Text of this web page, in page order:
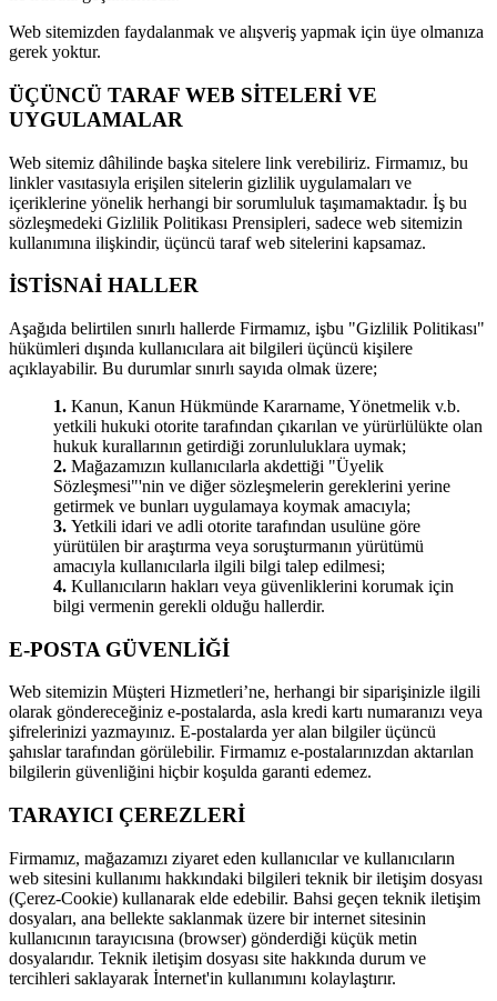
Web sitemizden faydalanmak ve alışveriş yapmak için üye olmanıza
gerek yoktur.
ÜÇÜNCÜ TARAF WEB SİTELERİ VE
UYGULAMALAR
Web sitemiz dâhilinde başka sitelere link verebiliriz. Firmamız, bu
linkler vasıtasıyla erişilen sitelerin gizlilik uygulamaları ve
içeriklerine yönelik herhangi bir sorumluluk taşımamaktadır. İş bu
sözleşmedeki Gizlilik Politikası Prensipleri, sadece web sitemizin
kullanımına ilişkindir, üçüncü taraf web sitelerini kapsamaz.
İSTİSNAİ HALLER
Aşağıda belirtilen sınırlı hallerde Firmamız, işbu "Gizlilik Politikası"
hükümleri dışında kullanıcılara ait bilgileri üçüncü kişilere
açıklayabilir. Bu durumlar sınırlı sayıda olmak üzere;
1. Kanun, Kanun Hükmünde Kararname, Yönetmelik v.b.
yetkili hukuki otorite tarafından çıkarılan ve yürürlülükte olan
hukuk kurallarının getirdiği zorunluluklara uymak;
2. Mağazamızın kullanıcılarla akdettiği "Üyelik
Sözleşmesi"'nin ve diğer sözleşmelerin gereklerini yerine
getirmek ve bunları uygulamaya koymak amacıyla;
3. Yetkili idari ve adli otorite tarafından usulüne göre
yürütülen bir araştırma veya soruşturmanın yürütümü
amacıyla kullanıcılarla ilgili bilgi talep edilmesi;
4. Kullanıcıların hakları veya güvenliklerini korumak için
bilgi vermenin gerekli olduğu hallerdir.
E-POSTA GÜVENLİĞİ
Web sitemizin Müşteri Hizmetleri’ne, herhangi bir siparişinizle ilgili
olarak göndereceğiniz e-postalarda, asla kredi kartı numaranızı veya
şifrelerinizi yazmayınız. E-postalarda yer alan bilgiler üçüncü
şahıslar tarafından görülebilir. Firmamız e-postalarınızdan aktarılan
bilgilerin güvenliğini hiçbir koşulda garanti edemez.
TARAYICI ÇEREZLERİ
Firmamız, mağazamızı ziyaret eden kullanıcılar ve kullanıcıların
web sitesini kullanımı hakkındaki bilgileri teknik bir iletişim dosyası
(Çerez-Cookie) kullanarak elde edebilir. Bahsi geçen teknik iletişim
dosyaları, ana bellekte saklanmak üzere bir internet sitesinin
kullanıcının tarayıcısına (browser) gönderdiği küçük metin
dosyalarıdır. Teknik iletişim dosyası site hakkında durum ve
tercihleri saklayarak İnternet'in kullanımını kolaylaştırır.